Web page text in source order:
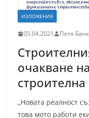
ИЗЛОЖЕНИЯ
05.04.2021 Петя
очакване
„Новата реалност
това мото работи